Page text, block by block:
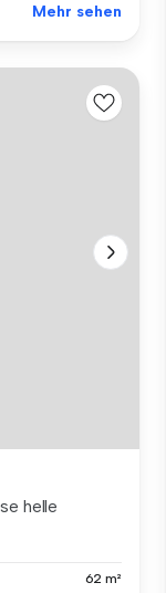
Mehr sehen
helle
62 m²